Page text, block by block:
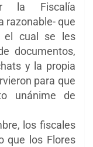
la Fiscalía
razonable- que
el cual se les
documentos,
y la propia
para que
unánime de
los fiscales
que los Flores